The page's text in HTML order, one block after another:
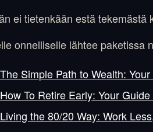
ei tietenkään estä tekemästä
onnelliselle lähtee paketissa
The Simple Path to Wealth:
How To Retire Early: Your
Living the 80/20 Way: Work